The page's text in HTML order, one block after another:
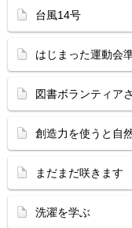
台風14号
はじまった運動会
図書ボランティア
創造力を使うと自
まだまだ咲きます
洗濯を学ぶ